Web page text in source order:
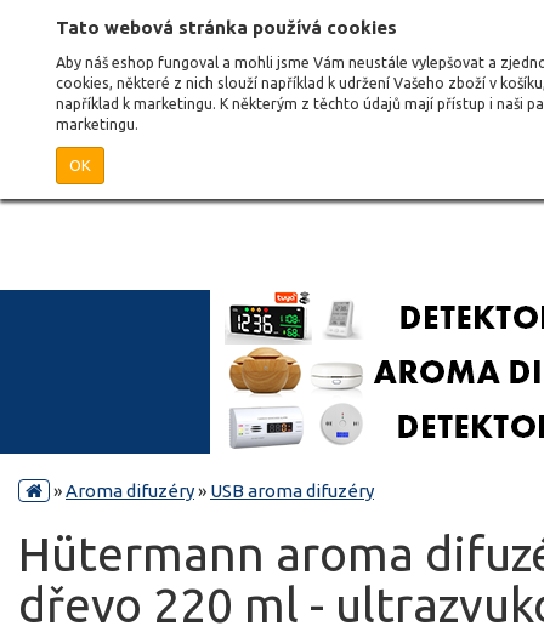
Tato webová stránka používá cookies
Aby náš eshop fungoval a mohli jsme Vám neustále vylepšovat a
cookies, některé z nich slouží například k udržení Vašeho zboží v
například k marketingu. K některým z těchto údajů mají přístup i naši
marketingu.
OK
»Aroma difuzéry» USB aroma difuzéry
Hütermann aroma
dřevo 220 ml -